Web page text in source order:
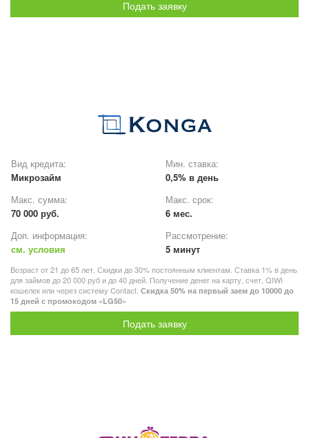
Подать заявку
Вид кредита:
Микрозайм
Мин. ставка:
0,5% в день
Макс. сумма:
70 000 руб.
Макс. срок:
6 мес.
Доп. информация:
см. условия
Рассмотрение:
5 минут
Возраст от 21 до 65 лет. Скидки до 30% постоянным клиентам. Ставка 1% в день
для займов до 20 000 руб и до 40 дней. Получение денег на карту, счет, QIWI
кошелек или через систему Contact. Скидка 50% на первый заем до 10000 до
15 дней с промокодом «LG50»
Подать заявку